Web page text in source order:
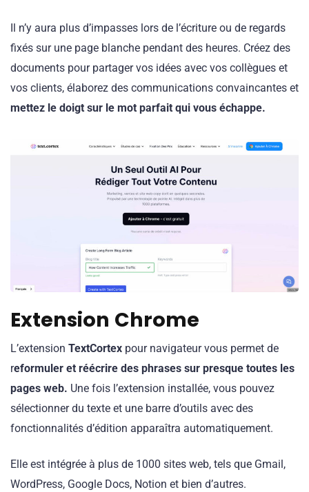
Il n’y aura plus d’impasses lors de l’écriture ou de regards
fixés sur une page blanche pendant des heures. Créez des
documents pour partager vos idées avec vos collègues et
vos clients, élaborez des communications convaincantes et
mettez le doigt sur le mot parfait qui vous échappe.
Extension Chrome
L’extension TextCortex pour navigateur vous permet de
reformuler et réécrire des phrases sur presque toutes les
pages web. Une fois l’extension installée, vous pouvez
sélectionner du texte et une barre d’outils avec des
fonctionnalités d’édition apparaîtra automatiquement.
Elle est intégrée à plus de 1000 sites web, tels que Gmail,
WordPress, Google Docs, Notion et bien d’autres.